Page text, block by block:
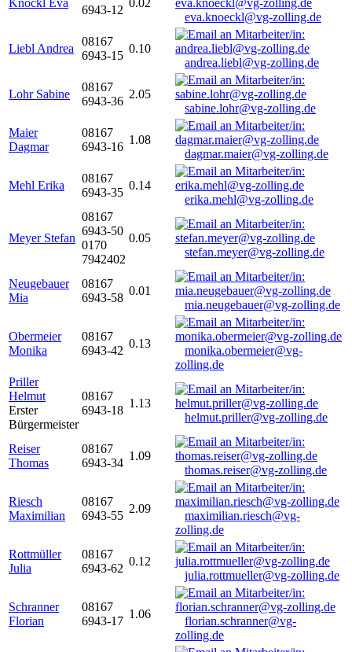
Knöckl Eva
6943-12
0.02
eva.knoeckl@vg-zolling.de
Liebl Andrea
08167
6943-15
0.10
andrea.liebl@vg-zolling.de
Lohr Sabine
08167
6943-36
2.05
sabine.lohr@vg-zolling.de
Maier
Dagmar
08167
6943-16
1.08
dagmar.maier@vg-zolling.de
Mehl Erika
08167
6943-35
0.14
erika.mehl@vg-zolling.de
Meyer Stefan
08167
6943-50
0170
7942402
0.05
stefan.meyer@vg-zolling.de
Neugebauer
Mia
08167
6943-58
0.01
mia.neugebauer@vg-zolling.de
Obermeier
Monika
08167
6943-42
0.13
monika.obermeier@vg-
zolling.de
Priller
Helmut
Erster
Bürgermeister
08167
6943-18
1.13
helmut.priller@vg-zolling.de
Reiser
Thomas
08167
6943-34
1.09
thomas.reiser@vg-zolling.de
Riesch
Maximilian
08167
6943-55
2.09
maximilian.riesch@vg-
zolling.de
Rottmüller
Julia
08167
6943-62
0.12
julia.rottmueller@vg-zolling.de
Schranner
Florian
08167
6943-17
1.06
florian.schranner@vg-
zolling.de